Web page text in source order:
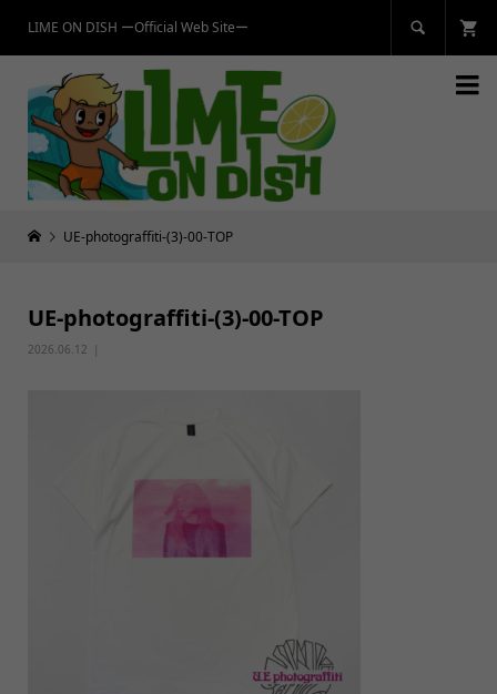
LIME ON DISH ーOfficial Web Siteー 

UE-photograffiti-(3)-00-TOP
UE-photograffiti-(3)-00-TOP
2026.06.12